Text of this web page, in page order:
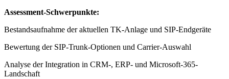
Assessment-Schwerpunkte:
Bestandsaufnahme der aktuellen TK-Anlage und SIP-Endgeräte
Bewertung der SIP-Trunk-Optionen und Carrier-Auswahl
Analyse der Integration in CRM-, ERP- und Microsoft-365-
Landschaft